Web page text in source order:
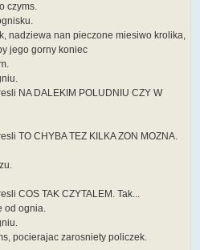
czyms.
nadziewa nan pieczone miesiwo krolika,
jego gorny koniec
NA DALEKIM POLUDNIU CZY W
TO CHYBA TEZ KILKA ZON MOZNA.
COS TAK CZYTALEM. Tak...
od ognia.
pocierajac zarosniety policzek.